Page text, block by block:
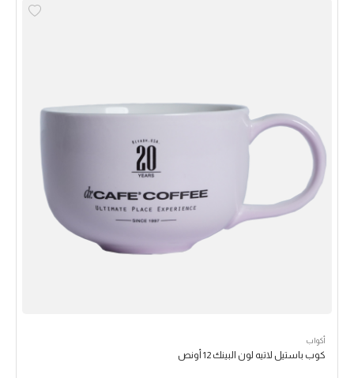
أكواب
كوب باستيل لاتيه لون البينك 12 أونص